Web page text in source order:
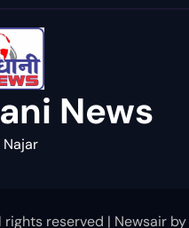
News
Najar
reserved | Newsair by